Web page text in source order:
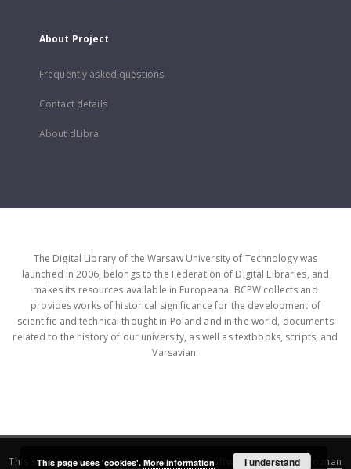
About Project
Frequently asked questions
Contact details
About dLibra
The Digital Library of the Warsaw University of Technology was
launched in 2006, belongs to the Federation of Digital Libraries, and
makes its resources available in Europeana. BCPW collects and
provides works of historical significance for the development of
scientific and technical thought in Poland and in the world, documents
related to the history of our university, as well as textbooks, scripts, and
Varsavian.
This service runs onDInGO dLibra 6.3.16software created by Poznan
This page uses 'cookies'. More information I understand